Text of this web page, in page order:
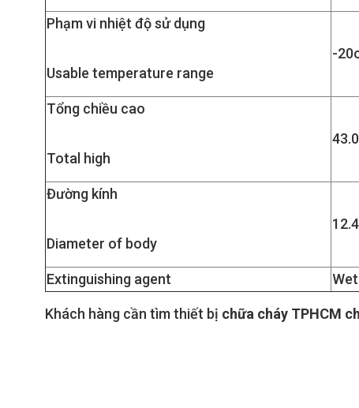
Phạm vi nhiệt độ sử dụng
Usable temperature range
-
Tổng chiều cao
Total high
Đường kính
Diameter of body
Extinguishing agent
Khách hàng cần tìm thiết bị chữa cháy TPHCM